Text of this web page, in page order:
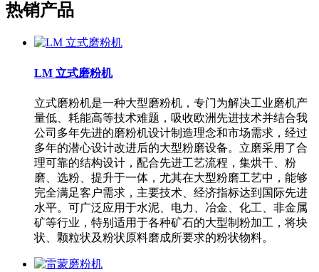
热销产品
LM 立式磨粉机
立式磨粉机是一种大型磨粉机，专门为解决工业磨机产
量低、耗能高等技术难题，吸收欧洲先进技术并结合我
公司多年先进的磨粉机设计制造理念和市场需求，经过
多年的潜心设计改进后的大型粉磨设备。立磨采用了合
理可靠的结构设计，配合先进工艺流程，集烘干、粉
磨、选粉、提升于一体，尤其在大型粉磨工艺中，能够
完全满足客户需求，主要技术、经济指标达到国际先进
水平。可广泛应用于水泥、电力、冶金、化工、非金属
矿等行业，特别适用于各种矿石的大型制粉加工，将块
状、颗粒状及粉状原料磨成所要求的粉状物料。